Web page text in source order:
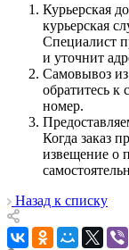
Курьерская
курьерская
Специалист
и уточнит
Самовывоз из
обратитесь к
номер.
Когда заказ
извещение о
Назад к списку